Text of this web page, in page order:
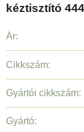
kéztisztító
Ár:
Cikkszám:
Gyártói cikkszám:
Gyártó: